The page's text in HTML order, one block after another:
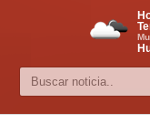
Cultura